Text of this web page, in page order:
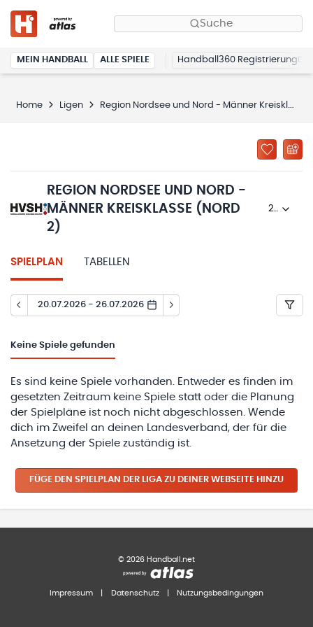
Suche
MEIN HANDBALL ALLE SPIELE Handball360 Registrierung
Home Ligen Region Nordsee und Nord - Männer Kreisklasse (Nord 2)
REGION NORDSEE UND NORD -
MÄNNER KREISKLASSE (NORD
2)
SPIELPLAN TABELLEN
20.07.2026 - 26.07.2026
Keine Spiele gefunden
Es sind keine Spiele vorhanden. Entweder es finden im
gesetzten Zeitraum keine Spiele statt oder die Planung
der Spielpläne ist noch nicht abgeschlossen. Wende
dich im Zweifel an deinen Landesverband, der für die
Ansetzung der Spiele zuständig ist.
FÜGE DEN SPIELPLAN DER LIGA ZU DEINER WEBSEITE HINZU
© 2026 Handball.net
Impressum Datenschutz Nutzungsbedingungen